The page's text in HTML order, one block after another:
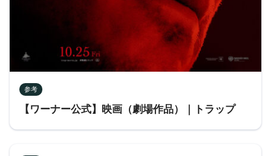
参考
【ワーナー公式】映画（劇場作品）｜トラップ